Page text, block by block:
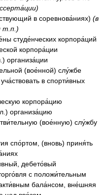
в соревнова́ниях) (в
т.п.)
студе́нческих корпора́ций
корпора́ции
организа́ции
(вое́нной) слу́жбе
в спорти́вных
корпора́цию
организа́цию
(вое́нную) слу́жбу
спо́ртом, (вновь) приня́ть
дебето́вый
с положи́тельным
бала́нсом, вне́шняя